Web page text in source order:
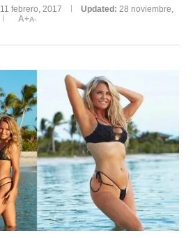
11 febrero, 2017 Updated: 28 noviembre,
A+A-